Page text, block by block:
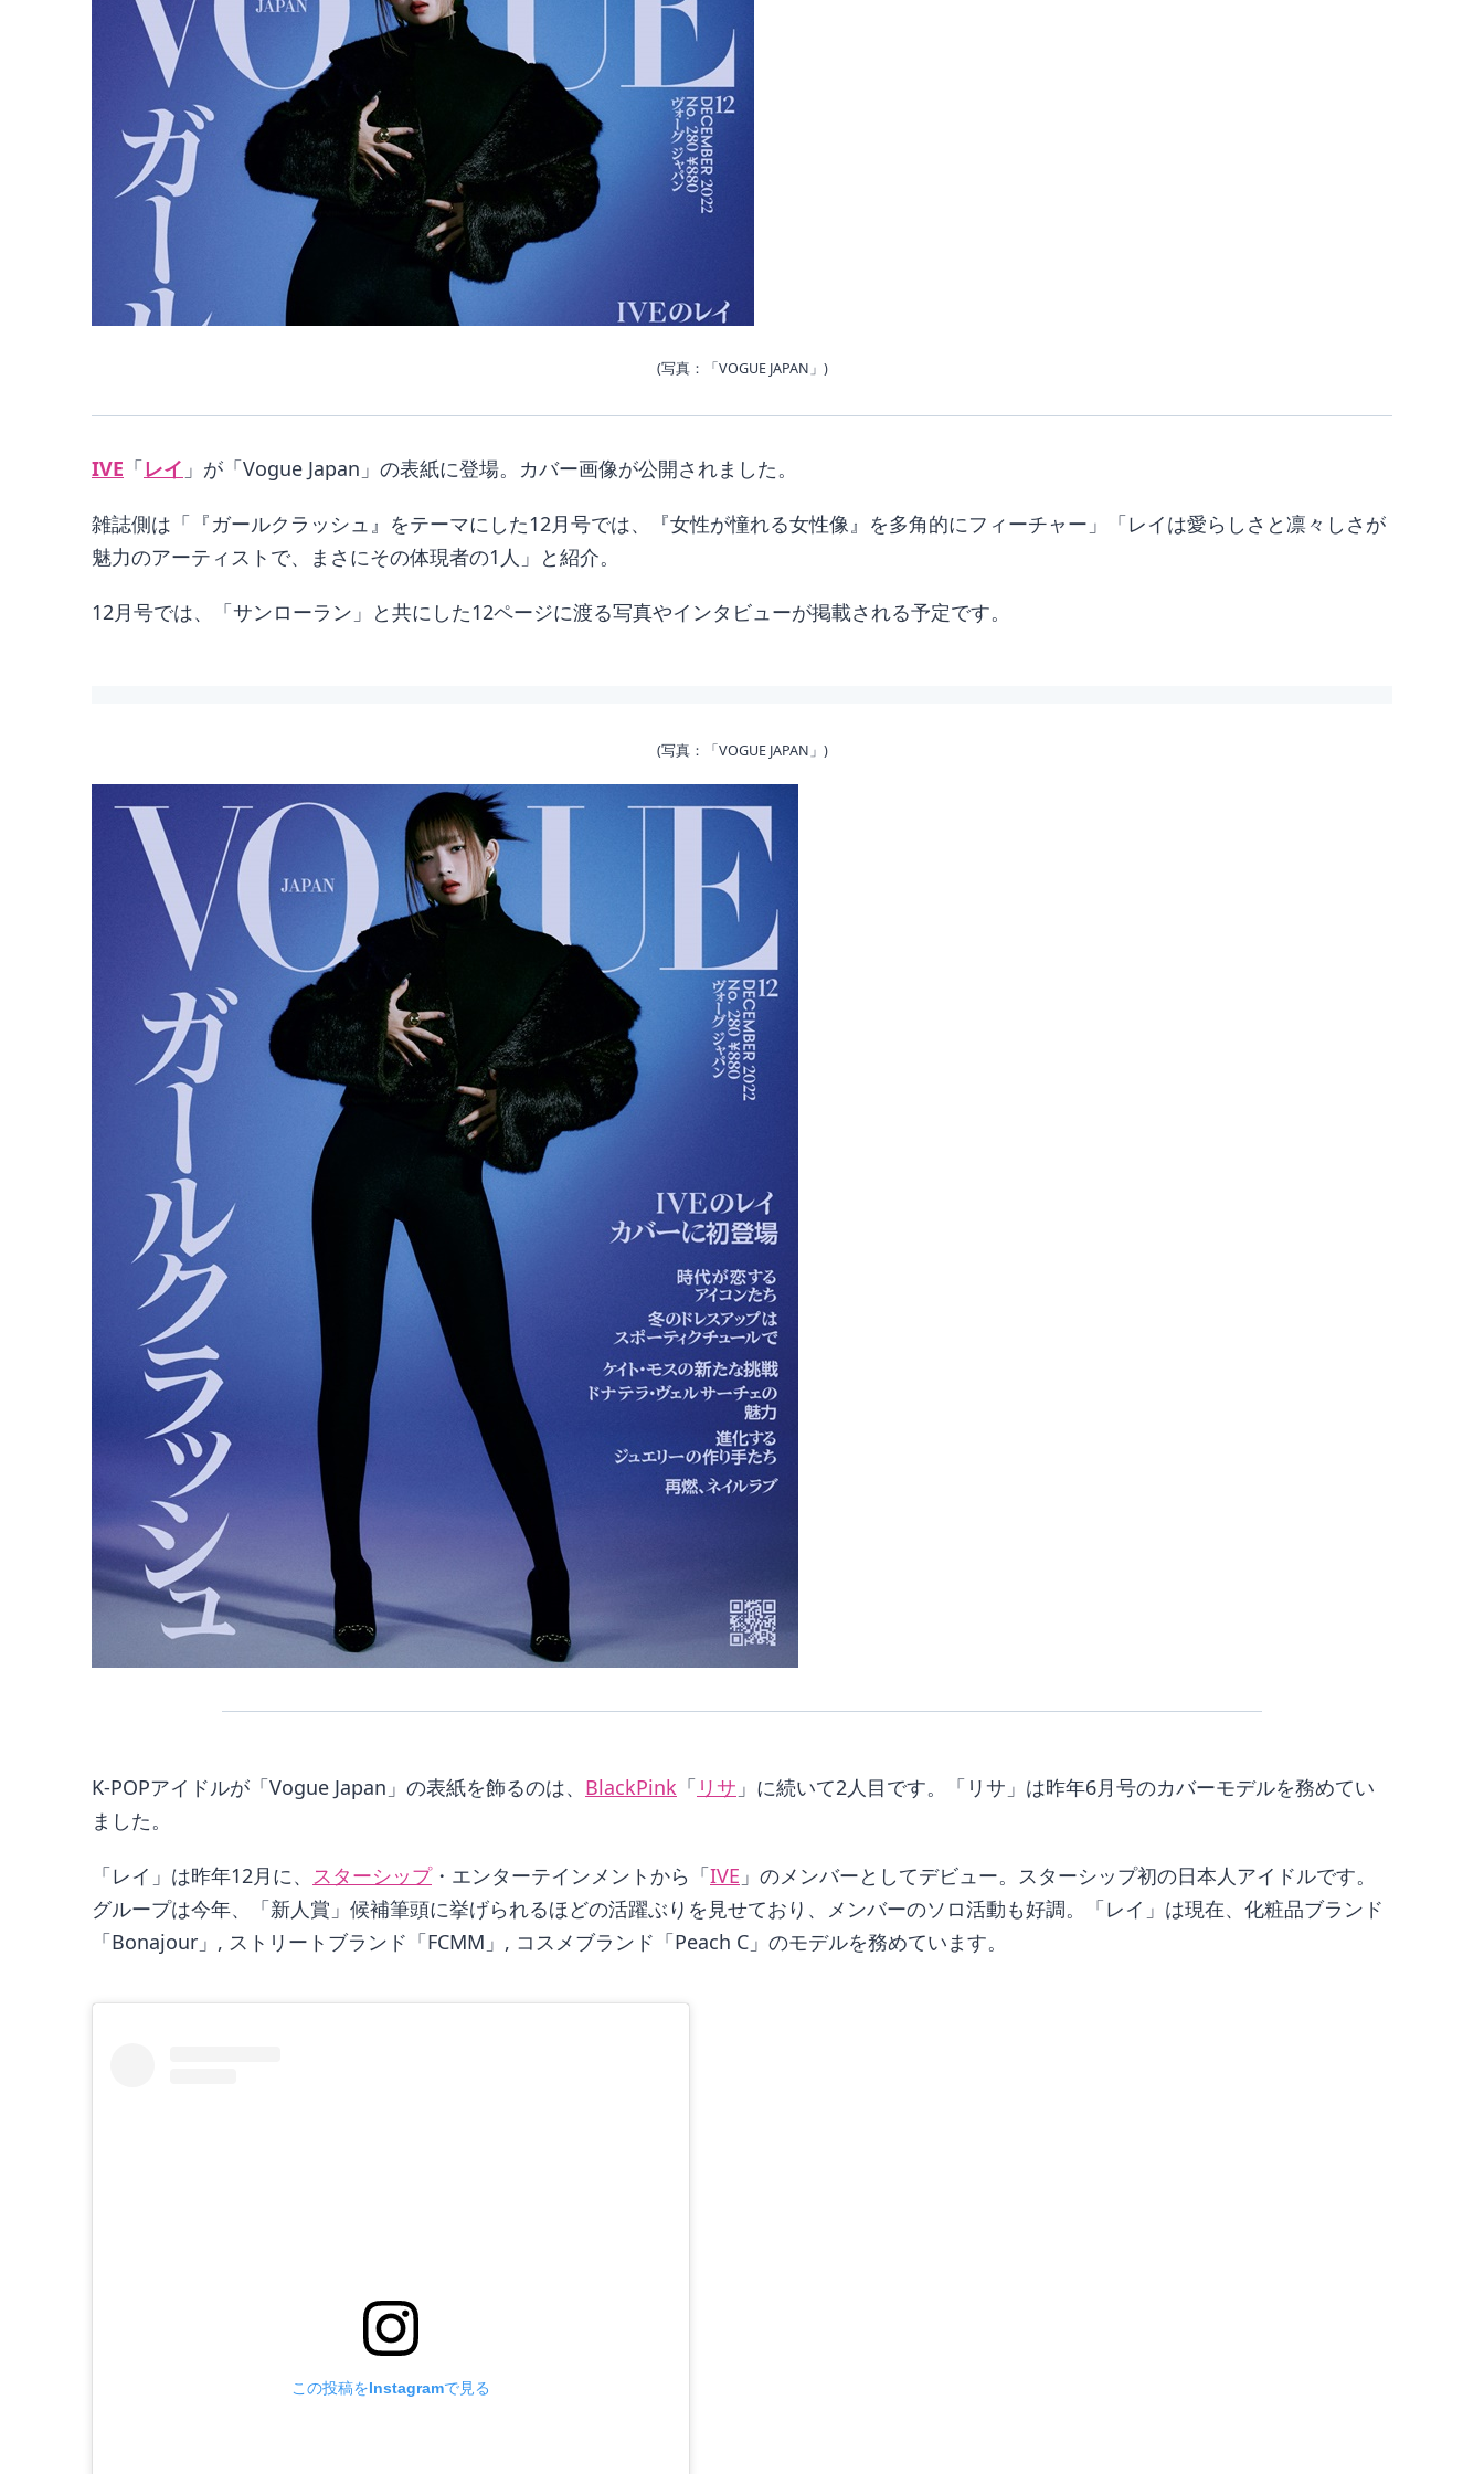
(写真：「VOGUE JAPAN」)
IVE 「レイ 」が「Vogue Japan」の表紙に登場。カバー画像が公開されました。
雑誌側は「『ガールクラッシュ』をテーマにした12月号では、『女性が憧れる女性像』を多角的にフィーチャー」「レイは愛らしさと凛々しさが
魅力のアーティストで、まさにその体現者の1人」と紹介。
12月号では、「サンローラン」と共にした12ページに渡る写真やインタビューが掲載される予定です。
(写真：「VOGUE JAPAN」)
K-POPアイドルが「Vogue Japan」の表紙を飾るのは、 BlackPink 「 リサ 」に続いて2人目です。「リサ」は昨年6月号のカバーモデルを務めてい
ました。
「レイ」は昨年12月に、 スターシップ・エンターテインメントから「IVE 」のメンバーとしてデビュー。スターシップ初の日本人アイドルです。
グループは今年、「新人賞」候補筆頭に挙げられるほどの活躍ぶりを見せており、メンバーのソロ活動も好調。「レイ」は現在、化粧品ブランド
「Bonajour」, ストリートブランド「FCMM」, コスメブランド「Peach C」のモデルを務めています。
この投稿をInstagramで見る